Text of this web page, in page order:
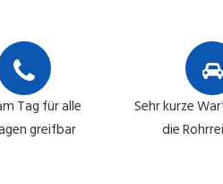
Tag für alle
greifbar
Sehr kurze
die